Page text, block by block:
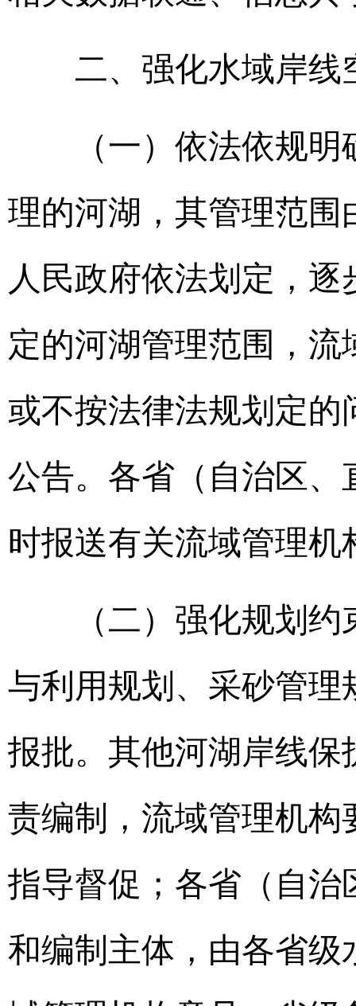
二、强化水域岸线
（一）依法依规明
理的河湖，其管理范
人民政府依法划定，
定的河湖管理范围，
或不按法律法规划定
公告。各省（自治区
时报送有关流域管理
（二）强化规划约
与利用规划、采砂管
报批。其他河湖岸线
责编制，流域管理机
指导督促；各省（自
和编制主体，由各省